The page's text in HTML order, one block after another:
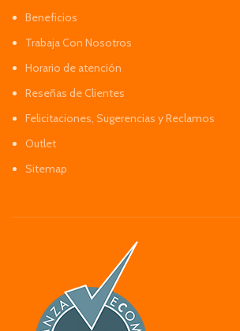
Beneficios
Trabaja Con Nosotros
Horario de atención
Reseñas de Clientes
Felicitaciones, Sugerencias y Reclamos
Outlet
Sitemap